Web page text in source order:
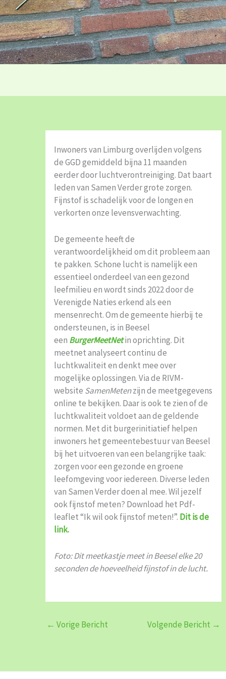
Inwoners van Limburg overlijden volgens
de GGD gemiddeld bijna 11 maanden
eerder door luchtverontreiniging. Dat baart
leden van Samen Verder grote zorgen.
Fijnstof is schadelijk voor de longen en
verkorten onze levensverwachting.
De gemeente heeft de
verantwoordelijkheid om dit probleem aan
te pakken. Schone lucht is namelijk een
essentieel onderdeel van een gezond
leefmilieu en wordt sinds 2022 door de
Verenigde Naties erkend als een
mensenrecht. Om de gemeente hierbij te
ondersteunen, is in Beesel
een BurgerMeetNetin oprichting. Dit
meetnet analyseert continu de
luchtkwaliteit en denkt mee over
mogelijke oplossingen. Via de RIVM-
website SamenMetenzijn de meetgegevens
online te bekijken. Daar is ook te zien of de
luchtkwaliteit voldoet aan de geldende
normen. Met dit burgerinitiatief helpen
inwoners het gemeentebestuur van Beesel
bij het uitvoeren van een belangrijke taak:
zorgen voor een gezonde en groene
leefomgeving voor iedereen. Diverse leden
van Samen Verder doen al mee. Wil jezelf
ook fijnstof meten? Download het Pdf-
leaflet “Ik wil ook fijnstof meten!”. Dit is de
link.
Foto: Dit meetkastje meet in Beesel elke 20
seconden de hoeveelheid fijnstof in de lucht.
← Vorige Bericht Volgende Bericht →